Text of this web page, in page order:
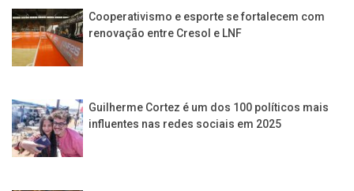
Cooperativismo e esporte se fortalecem com
renovação entre Cresol e LNF
Guilherme Cortez é um dos 100 políticos mais
influentes nas redes sociais em 2025